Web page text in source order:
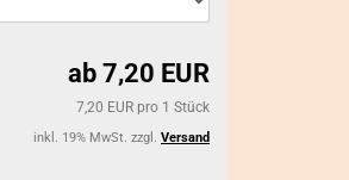
Binderinge
ab 7,20 EUR
7,20 EUR pro 1 Stück
inkl. 19% MwSt. zzgl. Versand